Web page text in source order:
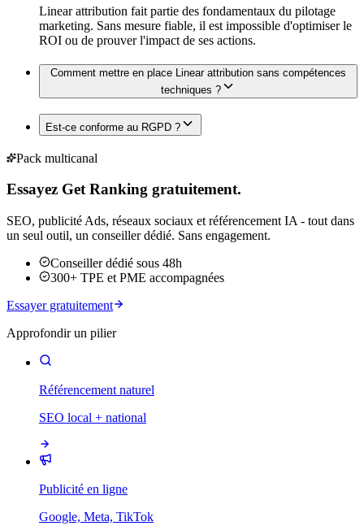
Linear attribution fait partie des fondamentaux du pilotage
marketing. Sans mesure fiable, il est impossible d'optimiser le
ROI ou de prouver l'impact de ses actions.
Comment mettre en place Linear attribution sans compétences
techniques ?
Est-ce conforme au RGPD ?
Pack multicanal
Essayez Get Ranking gratuitement.
SEO, publicité Ads, réseaux sociaux et référencement IA - tout dans
un seul outil, un conseiller dédié. Sans engagement.
Conseiller dédié sous 48h
300+ TPE et PME accompagnées
Essayer gratuitement
Approfondir un pilier
Référencement naturel
SEO local + national
Publicité en ligne
Google, Meta, TikTok